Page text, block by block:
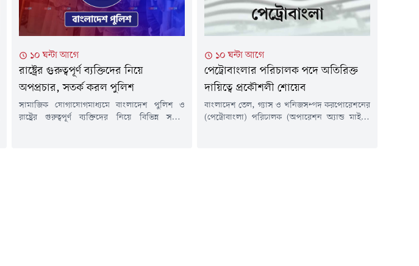
১০ ঘন্টা আগে
রাষ্ট্রের গুরুত্বপূর্ণ ব্যক্তিদের নিয়ে
অপপ্রচার, সতর্ক করল পুলিশ
সামাজিক যোগাযোগমাধ্যমে বাংলাদেশ পুলিশ ও
রাষ্ট্রের গুরুত্বপূর্ণ ব্যক্তিদের নিয়ে বিভিন্ন সময়ে
১০ ঘন্টা আগে
পেট্রোবাংলার পরিচালক পদে অতিরিক্ত
দায়িত্বে প্রকৌশলী শোয়েব
বাংলাদেশ তেল, গ্যাস ও খনিজসম্পদ করপোরেশনের
(পেট্রোবাংলা) পরিচালক (অপারেশন অ্যান্ড মাইন্স)